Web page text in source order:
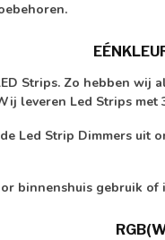
Strips. Zo hebben
Led Strips met
Led Strip Dimmers
binnenshuis gebruik